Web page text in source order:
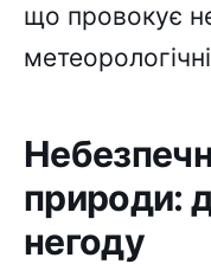
що провокує
природи:
негоду